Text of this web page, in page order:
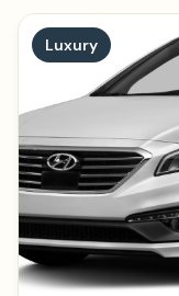
Luxury